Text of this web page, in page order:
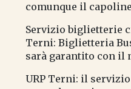
comunque il
Servizio biglietterie
Terni: Biglietteria
sarà garantito con il
URP Terni: il